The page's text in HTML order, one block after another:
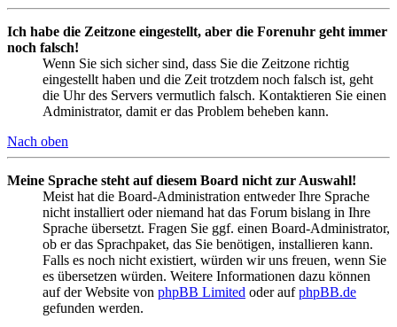
Ich habe die Zeitzone eingestellt, aber die Forenuhr geht immer
noch falsch!
Wenn Sie sich sicher sind, dass Sie die Zeitzone richtig
eingestellt haben und die Zeit trotzdem noch falsch ist, geht
die Uhr des Servers vermutlich falsch. Kontaktieren Sie einen
Administrator, damit er das Problem beheben kann.
Nach oben
Meine Sprache steht auf diesem Board nicht zur Auswahl!
Meist hat die Board-Administration entweder Ihre Sprache
nicht installiert oder niemand hat das Forum bislang in Ihre
Sprache übersetzt. Fragen Sie ggf. einen Board-Administrator,
ob er das Sprachpaket, das Sie benötigen, installieren kann.
Falls es noch nicht existiert, würden wir uns freuen, wenn Sie
es übersetzen würden. Weitere Informationen dazu können
auf der Website von phpBB Limited oder aufphpBB.de
gefunden werden.